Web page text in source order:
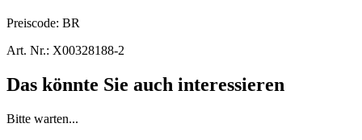
Preiscode: BR
Art. Nr.: X00328188-2
Das könnte Sie auch interessieren
Bitte warten...